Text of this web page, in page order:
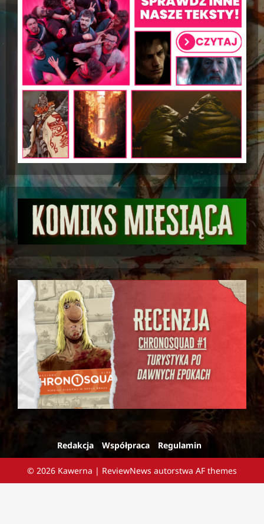
Redakcja Współpraca Regulamin
© 2026 Kawerna | ReviewNews autorstwa AF themes